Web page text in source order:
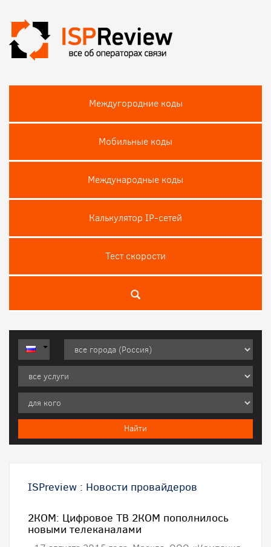
Междугородние коды
Мобильные коды
Международные коды
Калькулятор IP-сетей
Тест скороcти
ISPreview : Новости провайдеров
2КOM: Цифровое ТВ 2КОМ пополнилось
новыми телеканалами